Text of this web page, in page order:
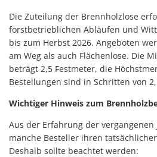
Die Zuteilung der Brennholzlose
forstbetrieblichen Abläufen und
bis zum Herbst 2026. Angeboten
am Weg als auch Flächenlose. Die
beträgt 2,5 Festmeter, die
Bestellungen sind in Schritten von
Wichtiger Hinweis zum
Aus der Erfahrung der vergangenen
manche Besteller ihren
Deshalb sollte beachtet werden: